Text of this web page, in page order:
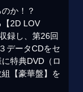
のか！？
2D LOV
録し、第26回
データCDをセ
特典DVD（ロ
【豪華盤】を